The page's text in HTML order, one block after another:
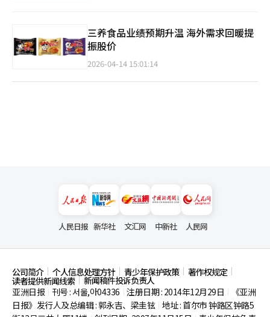
三养食品业绩预期升温 海外需求回暖提
振股价
2026-04-14 15:01:14
人民日报 新华社 文汇网 中新社 人民网
公司简介 个人信息处理方针 青少年保护政策 著作权规定
读者提供新闻线索
新闻稿件投诉负责人
亚洲日报
刊号 : 서울,아04336 注册日期 : 2014年12月29日
《亚洲
日报》发行人及总编辑 : 郭永吉、梁圭铉 地址 : 首尔市钟路区钟路5